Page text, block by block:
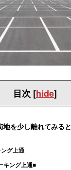
目次 [hide]
地を少し離れてみる
グ上通
キング上通■